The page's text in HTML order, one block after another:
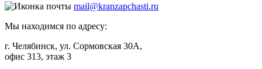
mail@kranzapchasti.ru
Мы находимся по адресу:
г. Челябинск, ул. Сормовская 30А,
офис 313, этаж 3